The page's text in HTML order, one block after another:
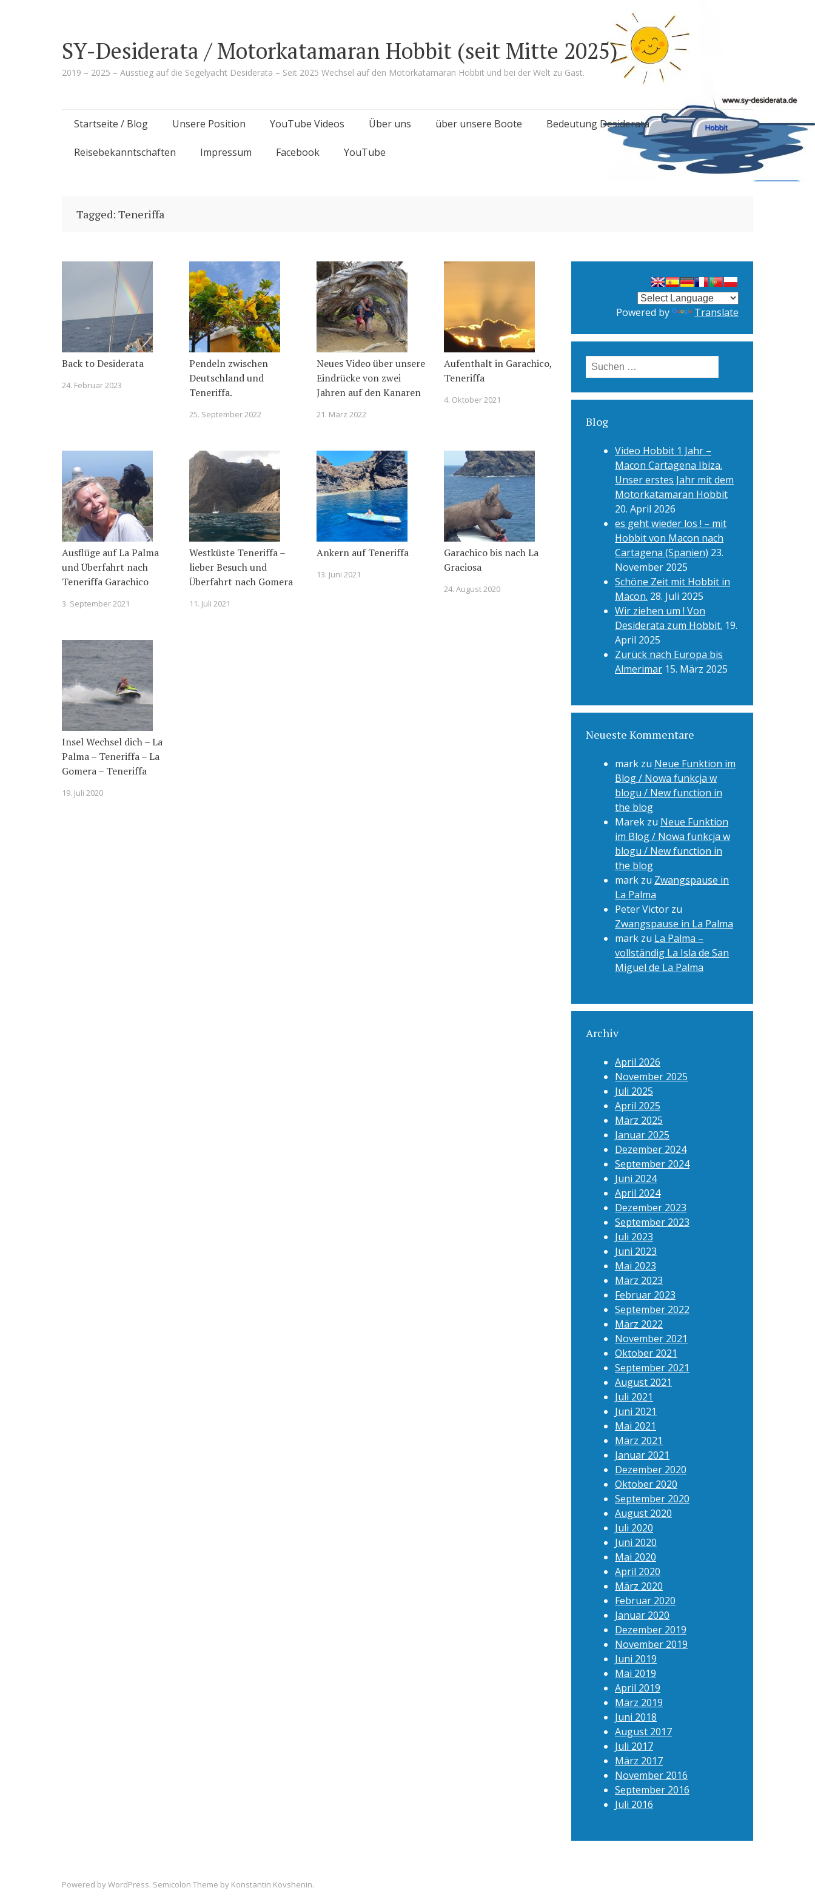
SY-Desiderata / Motorkatamaran Hobbit (seit Mitte 2025)
2019 – 2025 – Ausstieg auf die Segelyacht Desiderata – Seit 2025 Wechsel auf den Motorkatamaran Hobbit und bei der Welt zu Gast.
Skip
to
Startseite / Blog Unsere Position YouTube Videos Über uns über unsere Boote Bedeutung Desiderata
Reisebekanntschaften Impressum Facebook YouTube
Tagged: Teneriffa
Back to Desiderata
24. Februar 2023
Pendeln zwischen
Deutschland und
Teneriffa.
25. September 2022
Neues Video über unsere
Eindrücke von zwei
Jahren auf den Kanaren
21. März 2022
Aufenthalt in Garachico,
Teneriffa
4. Oktober 2021
Ausflüge auf La Palma
und Überfahrt nach
Teneriffa Garachico
3. September 2021
Westküste Teneriffa –
lieber Besuch und
Überfahrt nach Gomera
11. Juli 2021
Ankern auf Teneriffa
13. Juni 2021
Garachico bis nach La
Graciosa
24. August 2020
Insel Wechsel dich – La
Palma – Teneriffa – La
Gomera – Teneriffa
19. Juli 2020
Powered by Translate
Suchen
nach:
Blog
Video Hobbit 1 Jahr –
Macon Cartagena Ibiza.
Unser erstes Jahr mit dem
Motorkatamaran Hobbit
20. April 2026
es geht wieder los ! – mit
Hobbit von Macon nach
Cartagena (Spanien) 23.
November 2025
Schöne Zeit mit Hobbit in
Macon. 28. Juli 2025
Wir ziehen um ! Von
Desiderata zum Hobbit. 19.
April 2025
Zurück nach Europa bis
Almerimar 15. März 2025
Neueste Kommentare
mark zu Neue Funktion im
Blog / Nowa funkcja w
blogu / New function in
the blog
Marek zu Neue Funktion
im Blog / Nowa funkcja w
blogu / New function in
the blog
mark zu Zwangspause in
La Palma
Peter Victor zu
Zwangspause in La Palma
mark zu La Palma –
vollständig La Isla de San
Miguel de La Palma
Archiv
April 2026
November 2025
Juli 2025
April 2025
März 2025
Januar 2025
Dezember 2024
September 2024
Juni 2024
April 2024
Dezember 2023
September 2023
Juli 2023
Juni 2023
Mai 2023
März 2023
Februar 2023
September 2022
März 2022
November 2021
Oktober 2021
September 2021
August 2021
Juli 2021
Juni 2021
Mai 2021
März 2021
Januar 2021
Dezember 2020
Oktober 2020
September 2020
August 2020
Juli 2020
Juni 2020
Mai 2020
April 2020
März 2020
Februar 2020
Januar 2020
Dezember 2019
November 2019
Juni 2019
Mai 2019
April 2019
März 2019
Juni 2018
August 2017
Juli 2017
März 2017
November 2016
September 2016
Juli 2016
Powered byWordPress. Semicolon Theme by Konstantin Kovshenin.